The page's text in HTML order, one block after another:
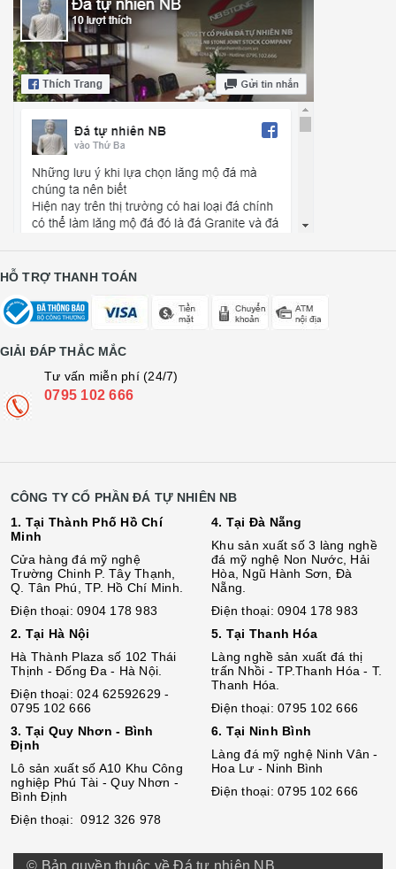
HỖ TRỢ THANH TOÁN
GIẢI ĐÁP THẮC MẮC
Tư vấn miễn phí (24/7)
0795 102 666
CÔNG TY CỔ PHẦN ĐÁ TỰ NHIÊN NB
1. Tại Thành Phố Hồ Chí
Minh
Cửa hàng đá mỹ nghệ
Trường Chinh P. Tây Thạnh,
Q. Tân Phú, TP. Hồ Chí Minh.
Điện thoại: 0904 178 983
2. Tại Hà Nội
Hà Thành Plaza số 102 Thái
Thịnh - Đống Đa - Hà Nội.
Điện thoại: 024 62592629 -
0795 102 666
3. Tại Quy Nhơn - Bình
Định
Lô sản xuất số A10 Khu Công
nghiệp Phú Tài - Quy Nhơn -
Bình Định
Điện thoại: 0912 326 978
4. Tại Đà Nẵng
Khu sản xuất số 3 làng nghề
đá mỹ nghệ Non Nước, Hải
Hòa, Ngũ Hành Sơn, Đà
Nẵng.
Điện thoại: 0904 178 983
5. Tại Thanh Hóa
Làng nghề sản xuất đá thị
trấn Nhồi - TP.Thanh Hóa - T.
Thanh Hóa.
Điện thoại: 0795 102 666
6. Tại Ninh Bình
Làng đá mỹ nghệ Ninh Vân -
Hoa Lư - Ninh Bình
Điện thoại: 0795 102 666
© Bản quyền thuộc về Đá tự nhiên NB